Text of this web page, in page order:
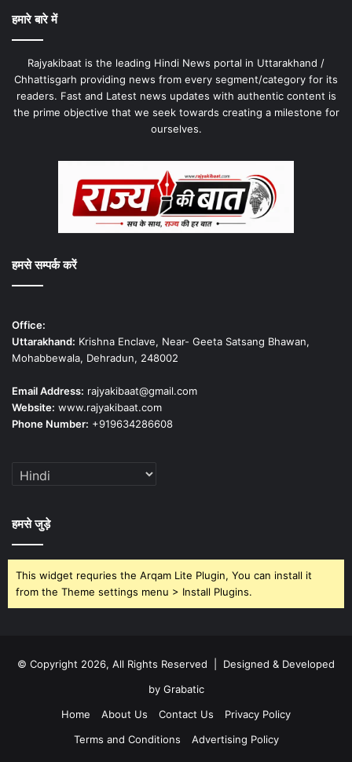
हमारे बारे में
Rajyakibaat is the leading Hindi News portal in Uttarakhand /
Chhattisgarh providing news from every segment/category for its
readers. Fast and Latest news updates with authentic content is
the prime objective that we seek towards creating a milestone for
ourselves.
हमसे सम्पर्क करें
Office:
Uttarakhand: Krishna Enclave, Near- Geeta Satsang Bhawan,
Mohabbewala, Dehradun, 248002
Email Address: rajyakibaat@gmail.com
Website: www.rajyakibaat.com
Phone Number: +919634286608
हमसे जुड़े
This widget requries the Arqam Lite Plugin, You can install it
from the Theme settings menu > Install Plugins.
© Copyright 2026, All Rights Reserved | Designed & Developed
by Grabatic
Home
About Us Contact Us
Privacy Policy
Terms and Conditions
Advertising Policy